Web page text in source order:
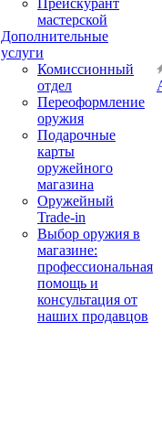
Прейскурант
мастерской
Дополнительные
услуги
Комиссионный
отдел
Переоформление
оружия
Подарочные
карты
оружейного
магазина
Оружейный
Trade-in
Выбор оружия в
магазине:
профессиональная
помощь и
консультация от
наших продавцов